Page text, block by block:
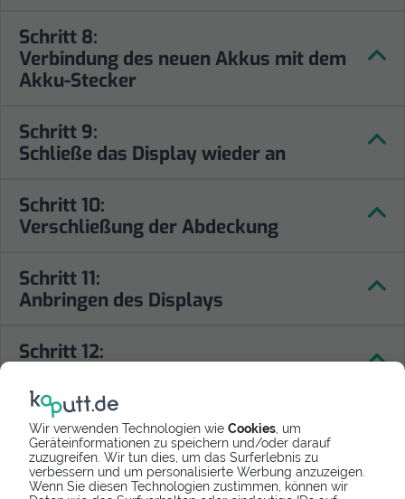
Wir verwenden Technologien wie Cookies , um
Geräteinformationen zu speichern und/oder darauf
zuzugreifen. Wir tun dies, um das Surferlebnis zu
verbessern und um personalisierte Werbung anzuzeigen.
Wenn Sie diesen Technologien zustimmen, können wir
Schritt 8:
Verbindung des neuen Akkus mit dem
Akku-Stecker
Schritt 9:
Schließe das Display wieder an
Schritt 10:
Verschließung der Abdeckung
Schritt 11:
Anbringen des Displays
Schritt 12:
Informationen